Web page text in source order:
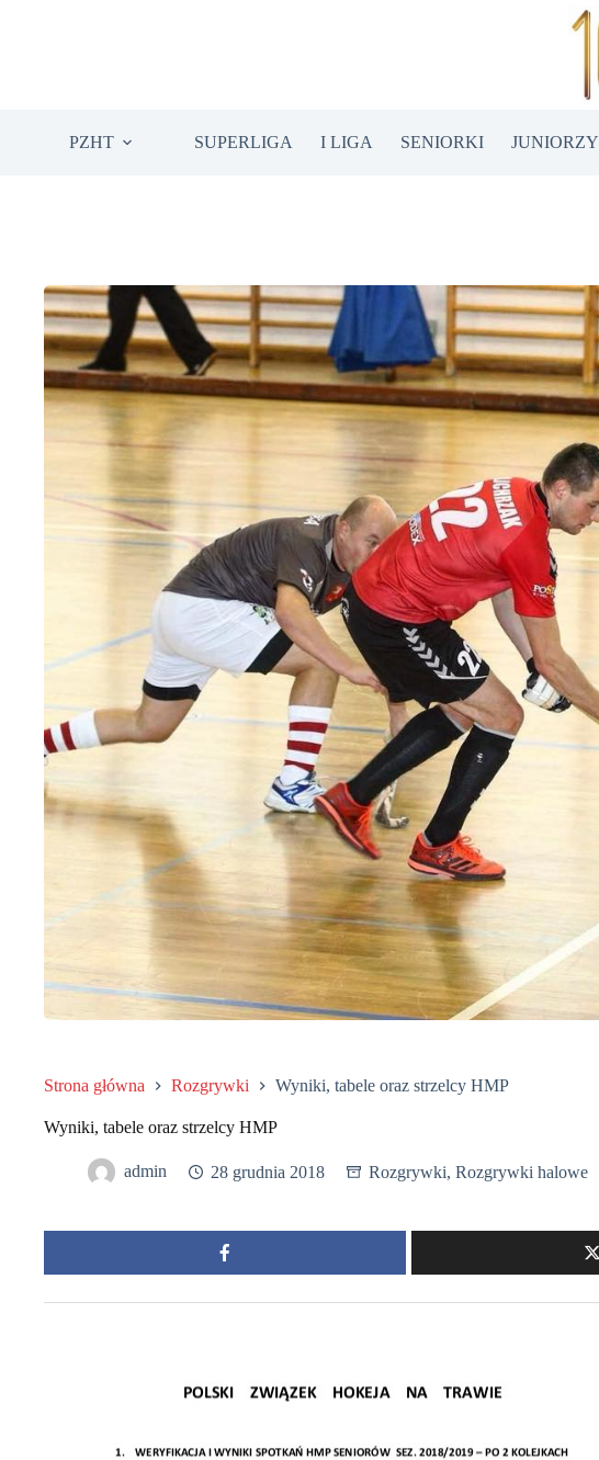
PZHT SUPERLIGA I LIGA SENIORKI JUNIORZY
Strona główna Rozgrywki Wyniki, tabele oraz strzelcy HMP
Wyniki, tabele oraz strzelcy HMP
admin 28 grudnia 2018 Rozgrywki, Rozgrywki halowe